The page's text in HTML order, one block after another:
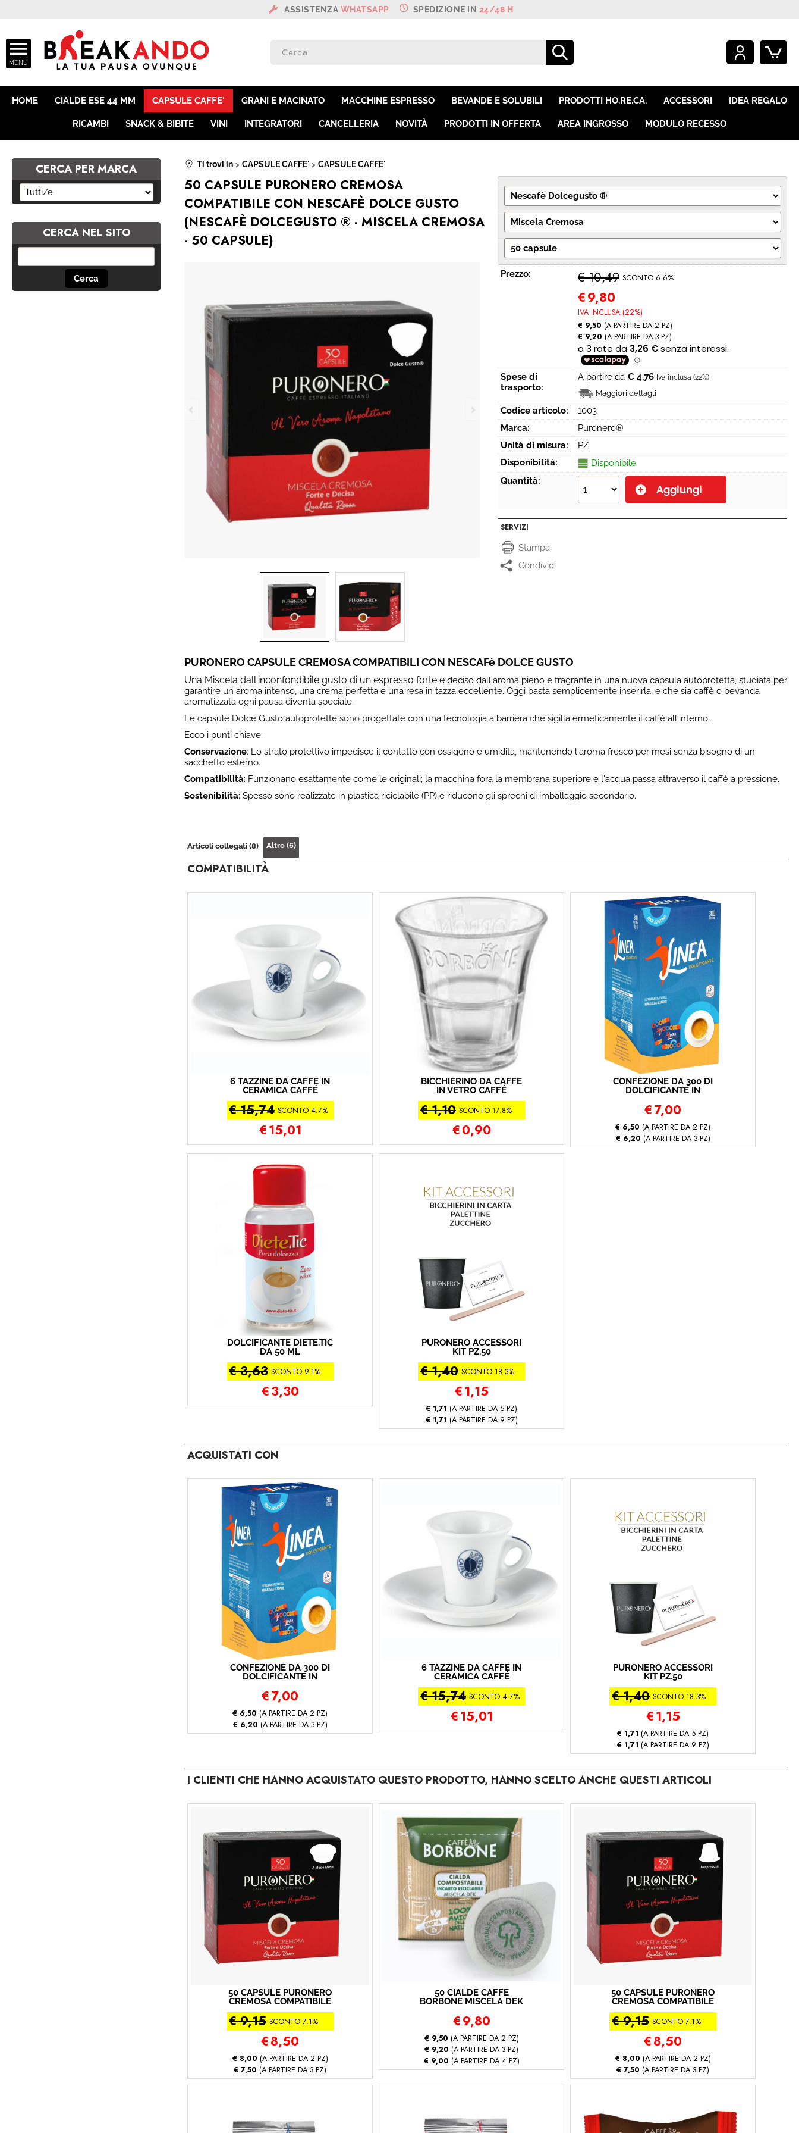
ASSISTENZA WHATSAPP SPEDIZIONE IN 24/48 H
Per completare l'ordine inserisci
poi clicca sul pulsante "Accedi"
E-mail:
Password:
Hai perso la password?
Se non sei ancora registrato sul
"Registrati"
HOME CIALDE ESE 44 MM CAPSULE CAFFE' GRANI E MACINATO MACCHINE ESPRESSO BEVANDE E SOLUBILI PRODOTTI HO.RE.CA. ACCESSORI IDEA REGALO
RICAMBI SNACK & BIBITE VINI INTEGRATORI CANCELLERIA NOVITÀ PRODOTTI IN OFFERTA AREA INGROSSO MODULO RECESSO
CERCA PER MARCA
CERCA NEL SITO
Ti trovi in CAPSULE CAFFE' CAPSULE CAFFE'
50 CAPSULE PURONERO CREMOSA
COMPATIBILE CON NESCAFÈ DOLCE GUSTO
(NESCAFÈ DOLCEGUSTO ® - MISCELA CREMOSA
- 50 CAPSULE)
Prezzo: € 10,49 SCONTO 6.6%
€9,80
IVA INCLUSA (22%)
€ 9,50 (A PARTIRE DA 2 PZ)
€ 9,20 (A PARTIRE DA 3 PZ)
Spese di
trasporto:
A partire da € 4,76 Iva inclusa (22%)
Maggiori dettagli
Codice articolo:
1003
Marca:
Puronero®
Unità di misura:
PZ
Disponibilità:
Disponibile
Quantità:
SERVIZI
Stampa
Condividi
PURONERO CAPSULE CREMOSA COMPATIBILI CON NESCAFè DOLCE GUSTO
Una Miscela dall'inconfondibile gusto di un espresso forte e deciso dall'aroma pieno e fragrante in una nuova capsula autoprotetta, studiata per
garantire un aroma intenso, una crema perfetta e una resa in tazza eccellente. Oggi basta semplicemente inserirla, e che sia caffè o bevanda
aromatizzata ogni pausa diventa speciale.
Le capsule Dolce Gusto autoprotette sono progettate con una tecnologia a barriera che sigilla ermeticamente il caffè all'interno.
Ecco i punti chiave:
Conservazione: Lo strato protettivo impedisce il contatto con ossigeno e umidità, mantenendo l'aroma fresco per mesi senza bisogno di un
sacchetto esterno.
Compatibilità: Funzionano esattamente come le originali; la macchina fora la membrana superiore e l'acqua passa attraverso il caffè a pressione.
Sostenibilità: Spesso sono realizzate in plastica riciclabile (PP) e riducono gli sprechi di imballaggio secondario.
Articoli collegati (8) Altro (6)
COMPATIBILITÀ
6 TAZZINE DA CAFFÈ IN
CERAMICA CAFFÉ
BORBONE
€ 15,74 SCONTO 4.7%
€15,01
BICCHIERINO DA CAFFÈ
IN VETRO CAFFÉ
BORBONE
€ 1,10 SCONTO 17.8%
€0,90
CONFEZIONE DA 300 DI
DOLCIFICANTE IN
PURONERO
€7,00
€ 6,50 (A PARTIRE DA 2 PZ)
€ 6,20 (A PARTIRE DA 3 PZ)
DOLCIFICANTE DIETE.TIC
DA 50 ML
€ 3,63 SCONTO 9.1%
€3,30
PURONERO ACCESSORI
KIT PZ.50
€ 1,40 SCONTO 18.3%
€1,15
€ 1,71 (A PARTIRE DA 5 PZ)
€ 1,71 (A PARTIRE DA 9 PZ)
ACQUISTATI CON
CONFEZIONE DA 300 DI
DOLCIFICANTE IN
PURONERO
€7,00
€ 6,50 (A PARTIRE DA 2 PZ)
€ 6,20 (A PARTIRE DA 3 PZ)
6 TAZZINE DA CAFFÈ IN
CERAMICA CAFFÉ
BORBONE
€ 15,74 SCONTO 4.7%
€15,01
PURONERO ACCESSORI
KIT PZ.50
€ 1,40 SCONTO 18.3%
€1,15
€ 1,71 (A PARTIRE DA 5 PZ)
€ 1,71 (A PARTIRE DA 9 PZ)
I CLIENTI CHE HANNO ACQUISTATO QUESTO PRODOTTO, HANNO SCELTO ANCHE QUESTI ARTICOLI
50 CAPSULE PURONERO
CREMOSA COMPATIBILE
CON LAVAZZA A MODO
MIO (Lavazza a Modo
Mio® - Miscela Cremosa
- 50 capsule)
€ 9,15 SCONTO 7.1%
€8,50
€ 8,00 (A PARTIRE DA 2 PZ)
€ 7,50 (A PARTIRE DA 3 PZ)
50 CIALDE CAFFÈ
BORBONE MISCELA DEK
€9,80
€ 9,50 (A PARTIRE DA 2 PZ)
€ 9,20 (A PARTIRE DA 3 PZ)
€ 9,00 (A PARTIRE DA 4 PZ)
50 CAPSULE PURONERO
CREMOSA COMPATIBILE
CON NESPRESSO
(Nespresso® - Miscela
Cremosa - 50 capsule)
€ 9,15 SCONTO 7.1%
€8,50
€ 8,00 (A PARTIRE DA 2 PZ)
€ 7,50 (A PARTIRE DA 3 PZ)